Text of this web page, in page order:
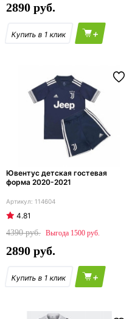
2890
+
Ювентус детская гостевая
форма 2020-2021
114604
4.81
4390
1500
2890
+